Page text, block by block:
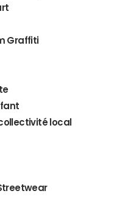
Graffiti
local